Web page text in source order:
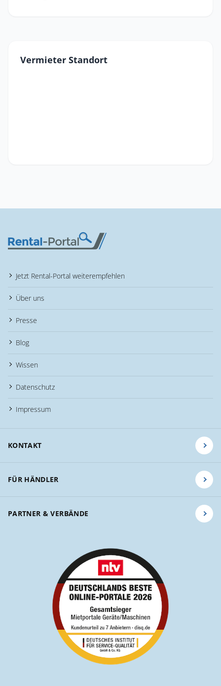
Vermieter Standort
Jetzt Rental-Portal weiterempfehlen
Über uns
Presse
Blog
Wissen
Datenschutz
Impressum
KONTAKT
FÜR HÄNDLER
PARTNER & VERBÄNDE